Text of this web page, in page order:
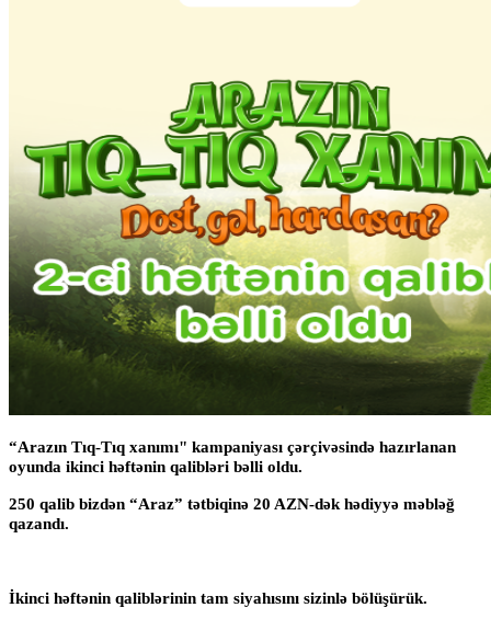
“Arazın Tıq-Tıq xanımı" kampaniyası çərçivəsində hazırlanan
oyunda ikinci həftənin qalibləri bəlli oldu.
250 qalib bizdən “Araz” tətbiqinə 20 AZN-dək hədiyyə məbləğ
qazandı.
İkinci həftənin qaliblərinin tam siyahısını sizinlə bölüşürük.